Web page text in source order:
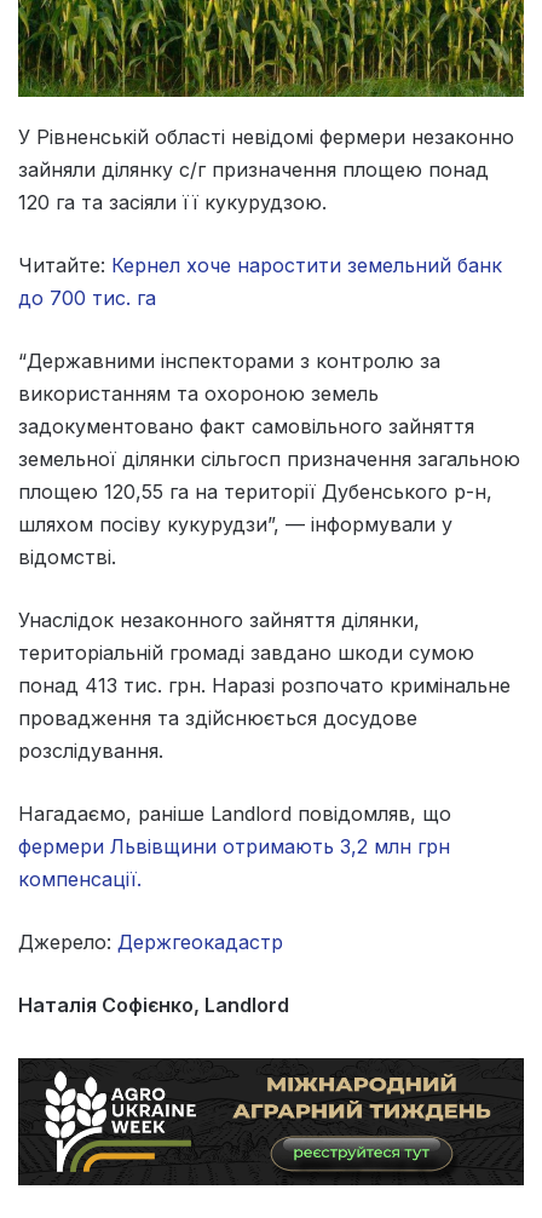
У Рівненській області невідомі фермери незаконно
зайняли ділянку с/г призначення площею понад
120 га та засіяли її кукурудзою.
Читайте: Кернел хоче наростити земельний банк
до 700 тис. га
“Державними інспекторами з контролю за
використанням та охороною земель
задокументовано факт самовільного зайняття
земельної ділянки сільгосп призначення загальною
площею 120,55 га на території Дубенського р-н,
шляхом посіву кукурудзи”, — інформували у
відомстві.
Унаслідок незаконного зайняття ділянки,
територіальній громаді завдано шкоди сумою
понад 413 тис. грн. Наразі розпочато кримінальне
провадження та здійснюється досудове
розслідування.
Нагадаємо, раніше Landlord повідомляв, що
фермери Львівщини отримають 3,2 млн грн
компенсації.
Джерело: Держгеокадастр
Наталія Софієнко, Landlord